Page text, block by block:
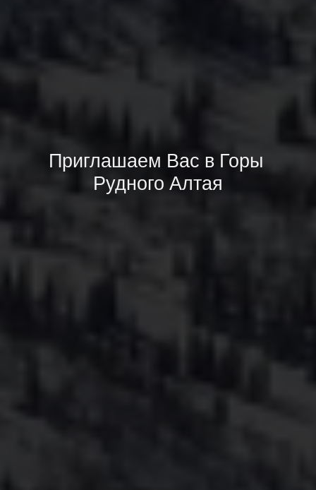
Приглашаем Вас в Горы
Рудного Алтая